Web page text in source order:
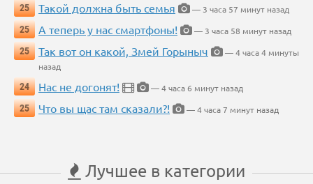
25
Такой должна быть семья
— 3 часа 57 минут назад
25
А теперь у нас смартфоны!
— 3 часа 58 минут назад
25
Так вот он какой, Змей Горыныч
— 4 часа 4 минуты
назад
24
Нас не догонят!
— 4 часа 6 минут назад
25
Что вы щас там сказали?! — 4 часа 7 минут назад
Лучшее в категории